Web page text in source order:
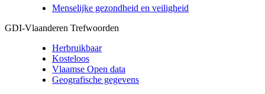
Menselijke gezondheid en veiligheid
GDI-Vlaanderen Trefwoorden
Herbruikbaar
Kosteloos
Vlaamse Open data
Geografische gegevens